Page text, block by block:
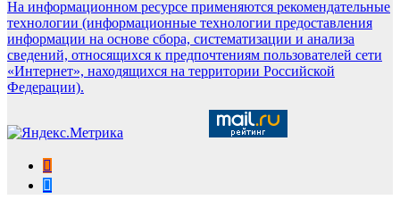
На информационном ресурсе применяются рекомендательные
технологии (информационные технологии предоставления
информации на основе сбора, систематизации и анализа
сведений, относящихся к предпочтениям пользователей сети
«Интернет», находящихся на территории Российской
Федерации).